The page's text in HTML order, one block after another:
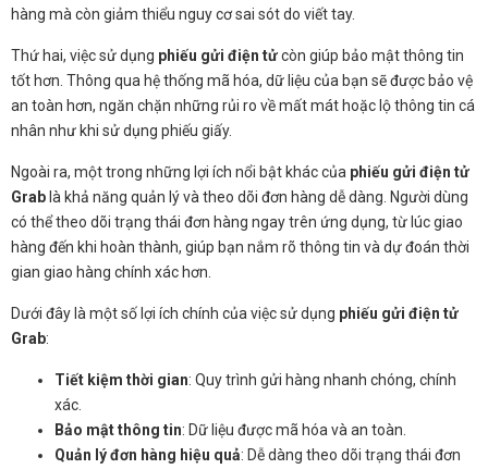
hàng mà còn giảm thiểu nguy cơ sai sót do viết tay.
Thứ hai, việc sử dụng phiếu gửi điện tửcòn giúp bảo mật thông tin
tốt hơn. Thông qua hệ thống mã hóa, dữ liệu của bạn sẽ được bảo vệ
an toàn hơn, ngăn chặn những rủi ro về mất mát hoặc lộ thông tin cá
nhân như khi sử dụng phiếu giấy.
Ngoài ra, một trong những lợi ích nổi bật khác của phiếu gửi điện tử
Grab là khả năng quản lý và theo dõi đơn hàng dễ dàng. Người dùng
có thể theo dõi trạng thái đơn hàng ngay trên ứng dụng, từ lúc giao
hàng đến khi hoàn thành, giúp bạn nắm rõ thông tin và dự đoán thời
gian giao hàng chính xác hơn.
Dưới đây là một số lợi ích chính của việc sử dụng phiếu gửi điện tử
Grab:
Tiết kiệm thời gian: Quy trình gửi hàng nhanh chóng, chính
xác.
Bảo mật thông tin: Dữ liệu được mã hóa và an toàn.
Quản lý đơn hàng hiệu quả: Dễ dàng theo dõi trạng thái đơn